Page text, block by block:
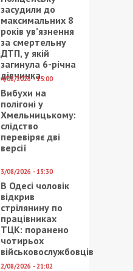
засудили до
максимальних 8
років ув’язнення
за смертельну
ДТП, у якій
загинула 6-річна
дівчинка
4/08/2026 - 15:00
Вибухи на
полігоні у
Хмельницькому:
слідство
перевіряє дві
версії
3/08/2026 - 13:30
В Одесі чоловік
відкрив
стрілянину по
працівниках
ТЦК: поранено
чотирьох
військовослужбовців
2/08/2026 - 21:02